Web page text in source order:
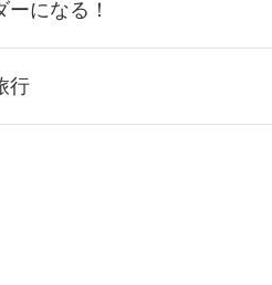
になる！
行